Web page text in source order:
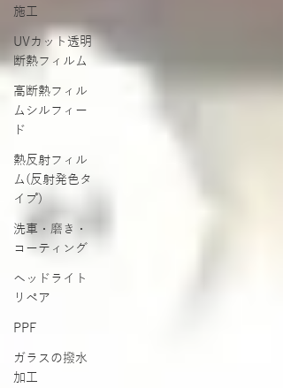
施工
UVカット透明
断熱フィルム
高断熱フィル
ムシルフィー
ド
熱反射フィル
ム(反射発色タ
イプ)
洗車・磨き・
コーティング
ヘッドライト
リペア
PPF
ガラスの撥水
加工